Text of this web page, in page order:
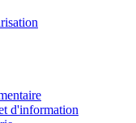
d'information